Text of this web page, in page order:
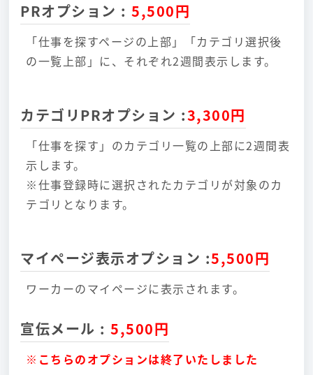
PRオプション : 5,500円
「仕事を探すページの上部」「カテゴリ選択後
の一覧上部」に、それぞれ2週間表示します。
カテゴリPRオプション :3,300円
「仕事を探す」のカテゴリ一覧の上部に2週間表
示します。
※仕事登録時に選択されたカテゴリが対象のカ
テゴリとなります。
マイページ表示オプション :5,500円
ワーカーのマイページに表示されます。
宣伝メール : 5,500円
※こちらのオプションは終了いたしました